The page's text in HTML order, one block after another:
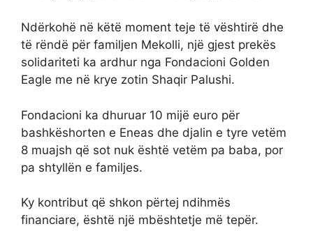
Ndërkohë në këtë moment teje të vështirë dhe
të rëndë për familjen Mekolli, një gjest prekës
solidariteti ka ardhur nga Fondacioni Golden
Eagle me në krye zotin Shaqir Palushi.
Fondacioni ka dhuruar 10 mijë euro për
bashkëshorten e Eneas dhe djalin e tyre vetëm
8 muajsh që sot nuk është vetëm pa baba, por
pa shtyllën e familjes.
Ky kontribut që shkon përtej ndihmës
financiare, është një mbështetje më tepër.